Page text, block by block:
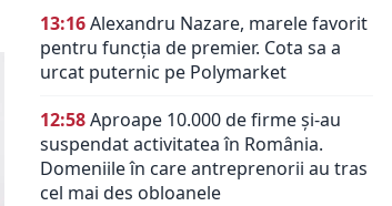
13:16Alexandru Nazare, marele favorit
pentru funcția de premier. Cota sa a
urcat puternic pe Polymarket
12:58Aproape 10.000 de firme și-au
suspendat activitatea în România.
Domeniile în care antreprenorii au tras
cel mai des obloanele